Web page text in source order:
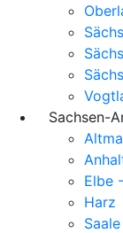
Sachsen-
Elbe
Harz